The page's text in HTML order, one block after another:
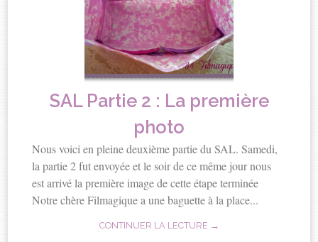
SAL Partie 2 : La première
photo
Nous voici en pleine deuxième partie du SAL. Samedi,
la partie 2 fut envoyée et le soir de ce même jour nous
est arrivé la première image de cette étape terminée
Notre chère Filmagique a une baguette à la place...
CONTINUER LA LECTURE →